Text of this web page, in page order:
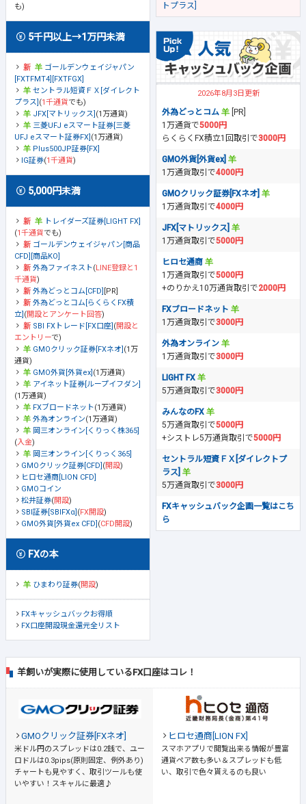
も)
5千円以上→1万円未満
ゴールデンウェイジャパン
[FXTFMT4][FXTFGX]
セントラル短資ＦＸ[ダイレクト
プラス] (1千通貨でも)
JFX[マトリックス] (1万通貨)
三菱UFJ eスマート証券[三菱
UFJ eスマート証券FX] (1万通貨)
Plus500JP証券[FX]
IG証券(1千通貨)
5,000円未満
トレイダーズ証券[LIGHT FX]
(1千通貨でも)
ゴールデンウェイジャパン[商品
CFD][商品KO]
外為ファイネスト(LINE登録と1
千通貨)
外為どっとコム[CFD] [PR]
外為どっとコム[らくらくFX積
立] (開設とアンケート回答)
SBI FXトレード[FX口座] (開設と
エントリーで)
GMOクリック証券[FXネオ] (1万
通貨)
GMO外貨[外貨ex] (1万通貨)
アイネット証券[ループイフダン]
(1万通貨)
FXブロードネット(1万通貨)
外為オンライン(1万通貨)
岡三オンライン[くりっく株365]
(入金)
岡三オンライン[くりっく365]
GMOクリック証券[CFD] (開設)
ヒロセ通商[LION CFD]
GMOコイン
松井証券(開設)
SBI証券[SBIFXα] (FX開設)
GMO外貨[外貨ex CFD] (CFD開設)
FXの本
ひまわり証券(開設)
FXキャッシュバックお得順
FX口座開設現金還元全リスト
トプラス]
2026年8月3日更新
外為どっとコム
[PR]
1万通貨で5000円
らくらくFX積立1回取引で3000円
GMO外貨[外貨ex]
1万通貨取引で4000円
GMOクリック証券[FXネオ]
1万通貨取引で4000円
JFX[マトリックス]
1万通貨取引で5000円
ヒロセ通商
1万通貨取引で5000円
+のりかえ10万通貨取引で2000円
FXブロードネット
1万通貨取引で3000円
外為オンライン
1万通貨取引で3000円
LIGHT FX
5万通貨取引で3000円
みんなのFX
5万通貨取引で5000円
+シストレ5万通貨取引で5000円
セントラル短資ＦＸ[ダイレクトプ
ラス]
5万通貨取引で3000円
FXキャッシュバック企画一覧はこち
ら
羊飼いが実際に使用しているFX口座はコレ！
GMOクリック証券[FXネオ]
米ドル円のスプレッドは0.2銭で、ユー
ロドルは0.3pips(原則固定、例外あり)
チャートも見やすく、取引ツールも使
いやすい！スキャルに最適♪
ヒロセ通商[LION FX]
スマホアプリで閲覧出来る情報が豊富
通貨ペア数も多い＆スプレッドも低
い、取引で色々貰えるのも良い